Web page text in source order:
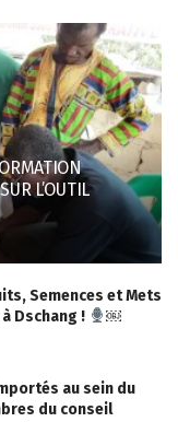
L’OUTIL
Semences et Mets
Dschang !
￼
au sein du
du conseil